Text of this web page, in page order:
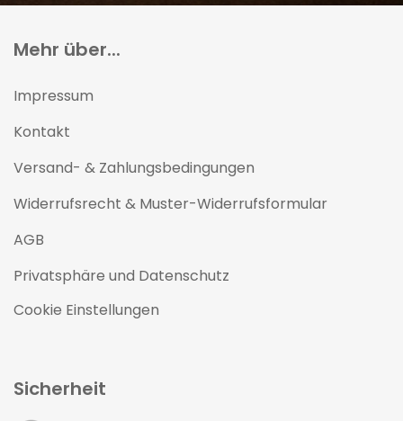
Mehr über...
Impressum
Kontakt
Versand- & Zahlungsbedingungen
Widerrufsrecht & Muster-Widerrufsformular
AGB
Privatsphäre und Datenschutz
Cookie Einstellungen
Sicherheit